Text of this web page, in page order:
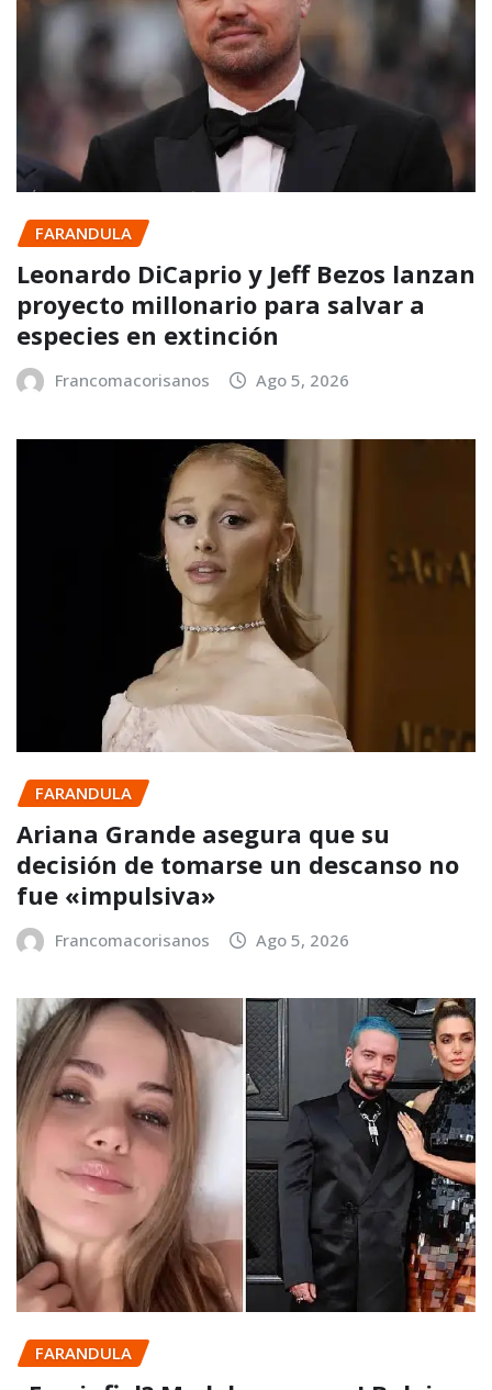
FARANDULA
Leonardo DiCaprio y Jeff Bezos lanzan
proyecto millonario para salvar a
especies en extinción
Francomacorisanos Ago 5, 2026
FARANDULA
Ariana Grande asegura que su
decisión de tomarse un descanso no
fue «impulsiva»
Francomacorisanos Ago 5, 2026
FARANDULA